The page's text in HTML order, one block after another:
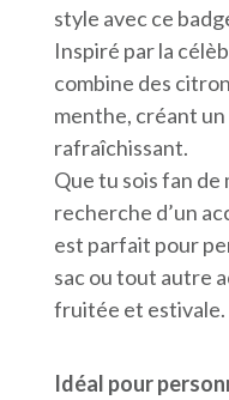
style avec ce
Inspiré par la
combine des
menthe, créant
rafraîchissant.
Que tu sois fan de
recherche d’un
est parfait pour
sac ou tout autre
fruitée et estivale.
Idéal pour